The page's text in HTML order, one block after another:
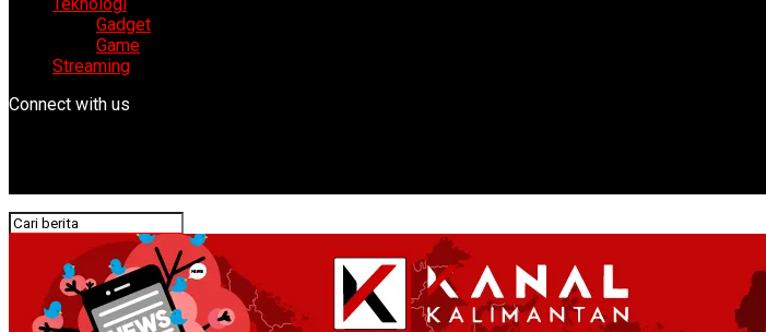
Gadget
Game
Streaming
Connect with us